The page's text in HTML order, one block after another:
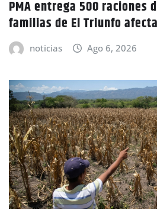
PMA entrega 500 raciones
familias de El Triunfo
noticias Ago 6, 2026